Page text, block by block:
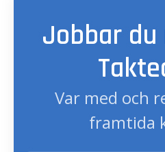
Jobbar du
Var med och
framtida